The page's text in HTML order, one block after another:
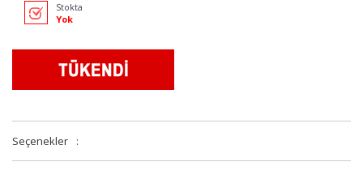
Stokta
Yok
Seçenekler :